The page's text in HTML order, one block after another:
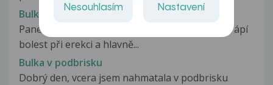
Bulka v penisu
Pane doktore, je mi 17 let, už cca tři týdny mě trápí
bolest při erekci a hlavně...
Bulka v podbrisku
Dobrý den, vcera jsem nahmatala v podbrisku
Nesouhlasím Nastavení